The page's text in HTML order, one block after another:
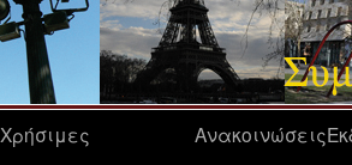
Χρήσιμες
Ανακοινώσεις